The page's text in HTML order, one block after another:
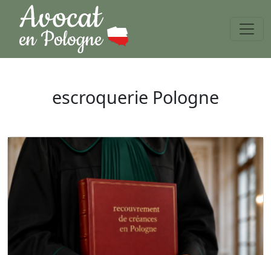
escroquerie Pologne